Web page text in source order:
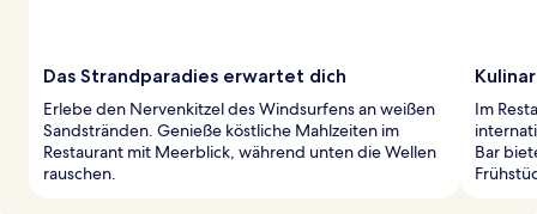
Das Strandparadies erwartet dich
Erlebe den Nervenkitzel des Windsurfens an weißen
Sandstränden. Genieße köstliche Mahlzeiten im
Restaurant mit Meerblick, während unten die Wellen
rauschen.
Im
Bar